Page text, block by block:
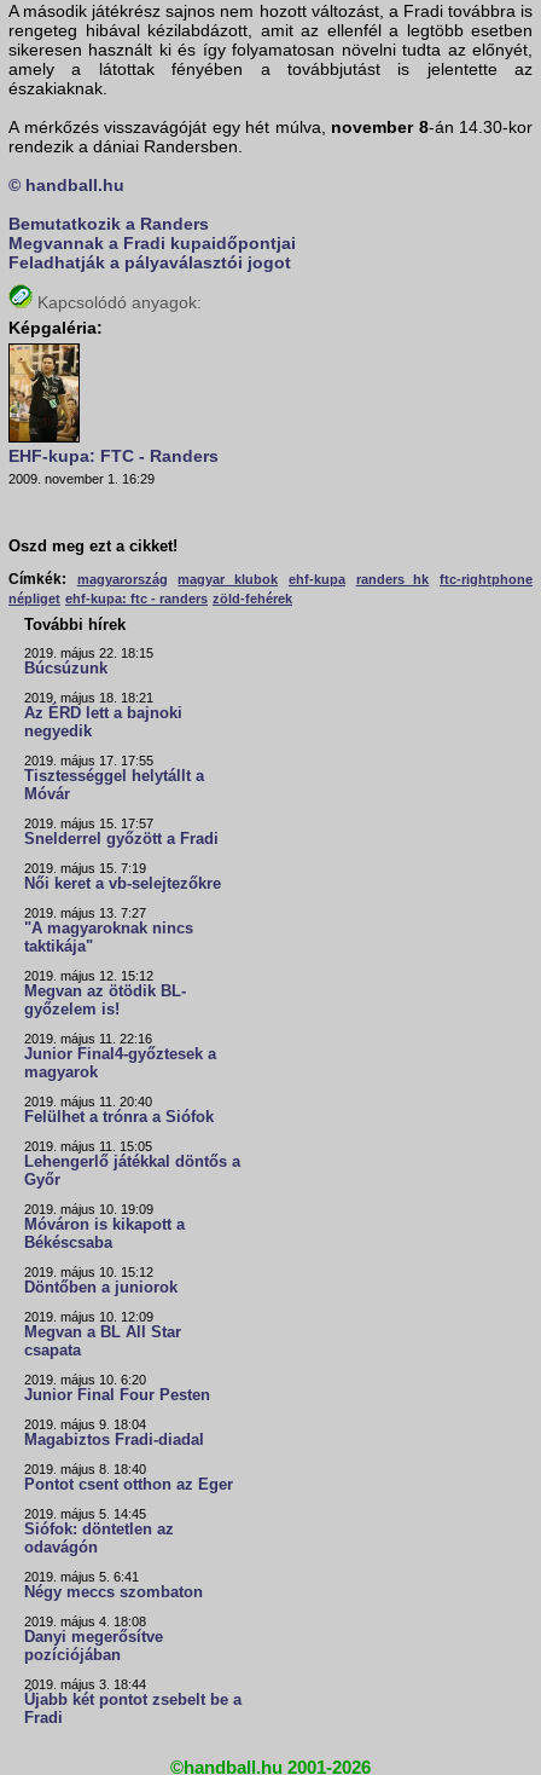
A második játékrész sajnos nem hozott változást, a Fradi továbbra is
rengeteg hibával kézilabdázott, amit az ellenfél a legtöbb esetben
sikeresen használt ki és így folyamatosan növelni tudta az előnyét,
amely a látottak fényében a továbbjutást is jelentette az
északiaknak.
A mérkőzés visszavágóját egy hét múlva, november 8-án 14.30-kor
rendezik a dániai Randersben.
© handball.hu
Bemutatkozik a Randers
Megvannak a Fradi kupaidőpontjai
Feladhatják a pályaválasztói jogot
Kapcsolódó anyagok:
Képgaléria:
EHF-kupa: FTC - Randers
2009. november 1. 16:29
Oszd meg ezt a cikket!
Címkék:
magyarország magyar klubok ehf-kupa randers hk
ftc-rightphone
népliget ehf-kupa: ftc - randers zöld-fehérek
További hírek
2019. május 22. 18:15
Búcsúzunk
2019. május 18. 18:21
Az ÉRD lett a bajnoki
negyedik
2019. május 17. 17:55
Tisztességgel helytállt a
Móvár
2019. május 15. 17:57
Snelderrel győzött a Fradi
2019. május 15. 7:19
Női keret a vb-selejtezőkre
2019. május 13. 7:27
"A magyaroknak nincs
taktikája"
2019. május 12. 15:12
Megvan az ötödik BL-
győzelem is!
2019. május 11. 22:16
Junior Final4-győztesek a
magyarok
2019. május 11. 20:40
Felülhet a trónra a Siófok
2019. május 11. 15:05
Lehengerlő játékkal döntős a
Győr
2019. május 10. 19:09
Móváron is kikapott a
Békéscsaba
2019. május 10. 15:12
Döntőben a juniorok
2019. május 10. 12:09
Megvan a BL All Star
csapata
2019. május 10. 6:20
Junior Final Four Pesten
2019. május 9. 18:04
Magabiztos Fradi-diadal
2019. május 8. 18:40
Pontot csent otthon az Eger
2019. május 5. 14:45
Siófok: döntetlen az
odavágón
2019. május 5. 6:41
Négy meccs szombaton
2019. május 4. 18:08
Danyi megerősítve
pozíciójában
2019. május 3. 18:44
Újabb két pontot zsebelt be a
Fradi
©handball.hu 2001-2026